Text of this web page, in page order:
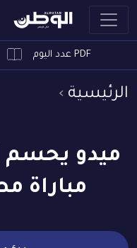
PDF عدد اليوم
الرئيسية
ميدو يحسم
مباراة